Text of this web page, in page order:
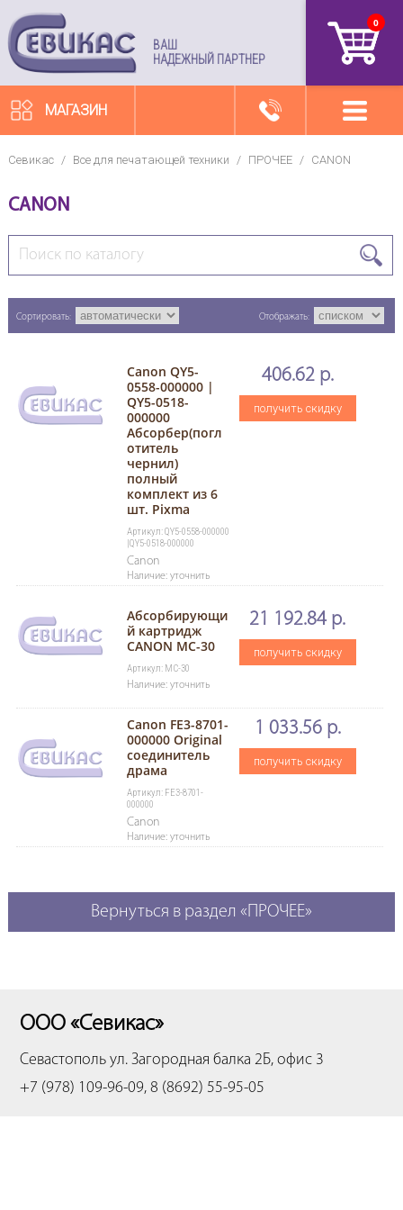
ВАШ
НАДЕЖНЫЙ ПАРТНЕР
0
МАГАЗИН
Севикас / Все для печатающей техники / ПРОЧЕЕ / CANON
CANON
Сортировать: Отображать:
Canon QY5-
0558-000000 |
QY5-0518-
000000
Абсорбер(погл
отитель
чернил)
полный
комплект из 6
шт. Pixma
Артикул: QY5-0558-000000
|QY5-0518-000000
Canon
Наличие: уточнить
406.62 р.
получить скидку
Абсорбирующи
й картридж
CANON MC-30
Артикул: MC-30
Наличие: уточнить
21 192.84 р.
получить скидку
Canon FE3-8701-
000000 Original
соединитель
драма
Артикул: FE3-8701-
000000
Canon
Наличие: уточнить
1 033.56 р.
получить скидку
Вернуться в раздел «ПРОЧЕЕ»
ООО «Севикас»
Севастополь ул. Загородная балка 2Б, офис 3
+7 (978) 109-96-09, 8 (8692) 55-95-05